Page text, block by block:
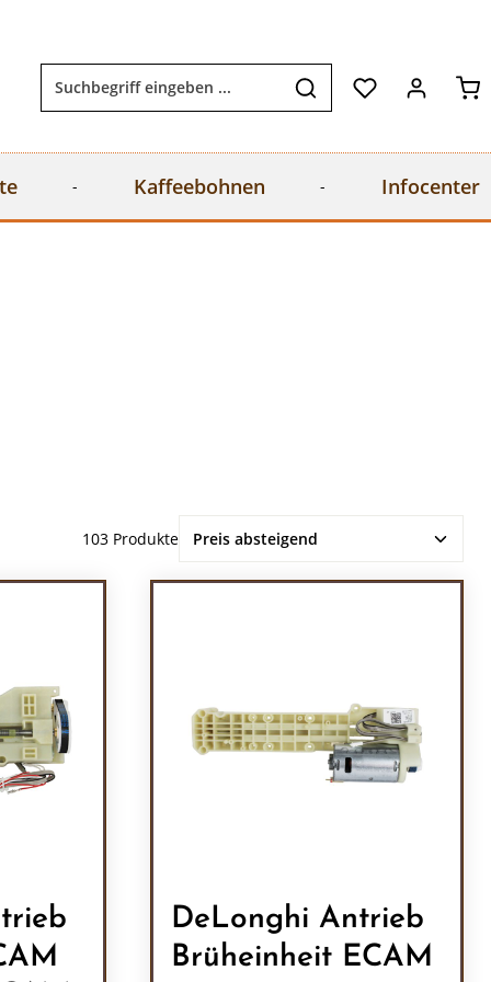
Kaffeebohnen Infocenter
103 Produkte
DeLonghi Antrieb
Brüheinheit ECAM